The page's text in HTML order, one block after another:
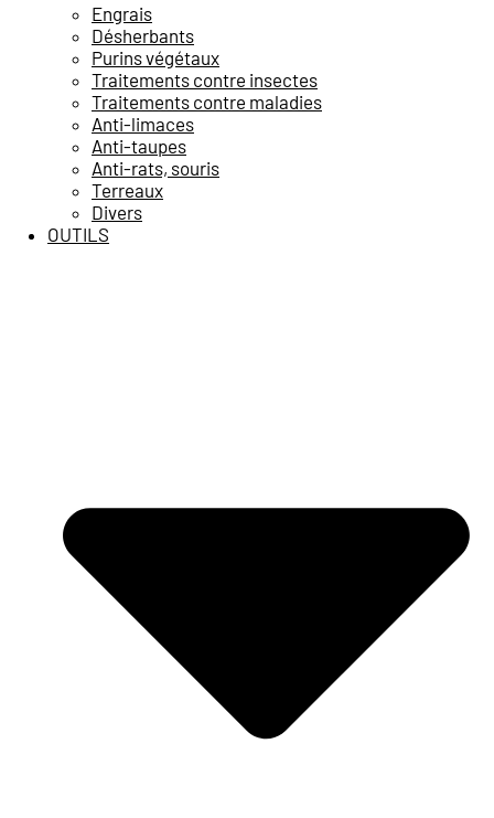
Engrais
Désherbants
Purins végétaux
Traitements contre insectes
Traitements contre maladies
Anti-limaces
Anti-taupes
Anti-rats, souris
Terreaux
Divers
OUTILS